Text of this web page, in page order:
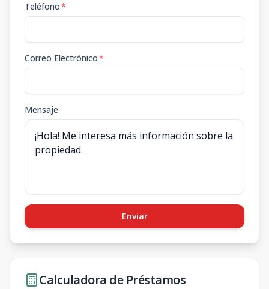
Teléfono*
Correo Electrónico*
Mensaje
Enviar
Calculadora de Préstamos